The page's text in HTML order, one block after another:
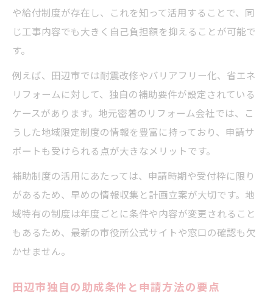
や給付制度が存在し、これを知って活用することで、同
じ工事内容でも大きく自己負担額を抑えることが可能で
す。
例えば、田辺市では耐震改修やバリアフリー化、省エネ
リフォームに対して、独自の補助要件が設定されている
ケースがあります。地元密着のリフォーム会社では、こ
うした地域限定制度の情報を豊富に持っており、申請サ
ポートも受けられる点が大きなメリットです。
補助制度の活用にあたっては、申請時期や受付枠に限り
があるため、早めの情報収集と計画立案が大切です。地
域特有の制度は年度ごとに条件や内容が変更されること
もあるため、最新の市役所公式サイトや窓口の確認も欠
かせません。
田辺市独自の助成条件と申請方法の要点